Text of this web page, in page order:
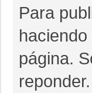
Para
página.